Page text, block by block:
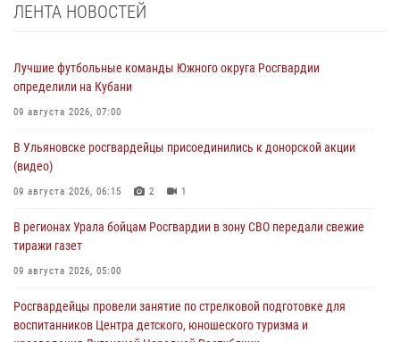
ЛЕНТА НОВОСТЕЙ
Лучшие футбольные команды Южного округа Росгвардии
определили на Кубани
09 августа 2026, 07:00
В Ульяновске росгвардейцы присоединились к донорской акции
(видео)
09 августа 2026, 06:15 2 1
В регионах Урала бойцам Росгвардии в зону СВО передали свежие
тиражи газет
09 августа 2026, 05:00
Росгвардейцы провели занятие по стрелковой подготовке для
воспитанников Центра детского, юношеского туризма и